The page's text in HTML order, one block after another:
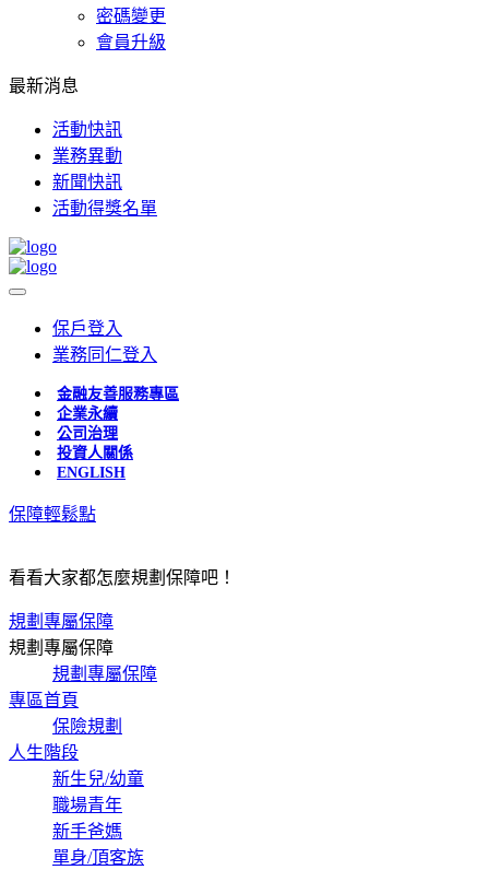
密碼變更
會員升級
最新消息
活動快訊
業務異動
新聞快訊
活動得獎名單
保戶登入
業務同仁登入
金融友善服務專區
企業永續
公司治理
投資人關係
ENGLISH
保障輕鬆點
看看大家都怎麼規劃保障吧！
規劃專屬保障
規劃專屬保障
規劃專屬保障
專區首頁
保險規劃
人生階段
新生兒/幼童
職場青年
新手爸媽
單身/頂客族